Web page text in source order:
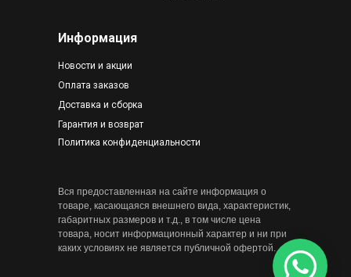
Вся предоставленная на сайте информация о
товаре, касающаяся внешнего вида, характеристик,
габаритных размеров и т.д., в том числе цена
товара, носит информационный характер и ни при
каких условиях не является публичной офертой.
Информация
Оплата заказов
Доставка и сборка
Гарантия и возврат
Политика конфиденциальности
Новости и акции